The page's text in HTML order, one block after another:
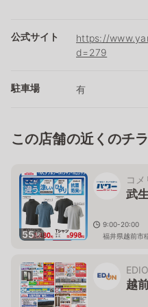
公式サイト
https://
d=279
駐車場 有
この店舗の近くのチ
55枚
コ
武
9:00-20:00
福井県越前市
越